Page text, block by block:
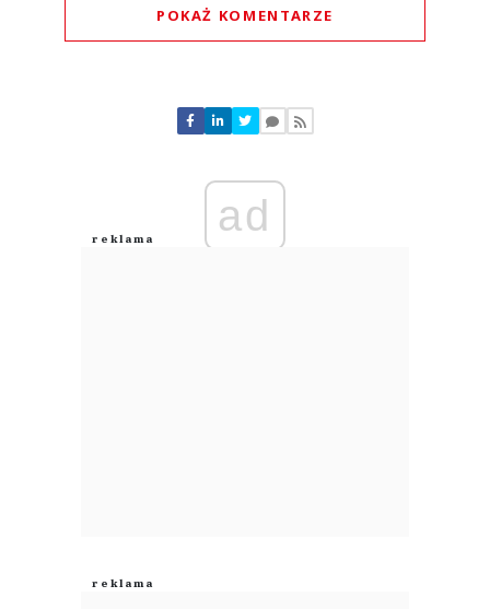
POKAŻ KOMENTARZE
Nie znaleziono komentarzy
Zostaw swoje komentarze
Anuluj
ad